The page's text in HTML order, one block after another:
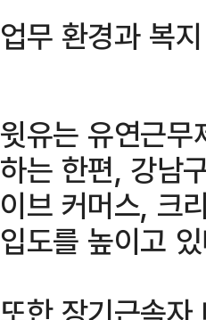
업무 환경과 복
윗유는 유연근
하는 한편, 강남
이브 커머스, 크
입도를 높이고
또한 장기근속